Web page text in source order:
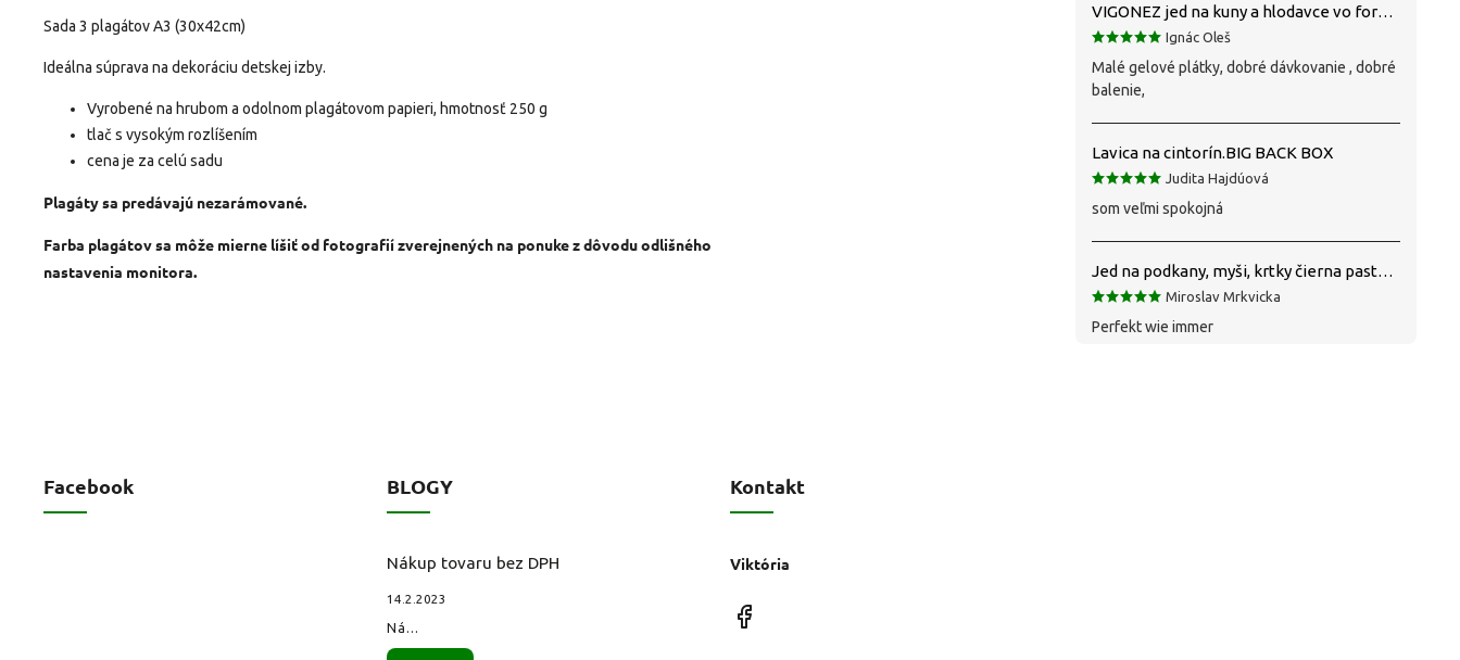
VIGONEZ jed na kuny a hlodavce vo forme pasty 1,5 kg
Ignác Oleš
Malé gelové plátky, dobré dávkovanie , dobré
balenie,
Lavica na cintorín.BIG BACK BOX
Judita Hajdúová
som veľmi spokojná
Jed na podkany, myši, krtky čierna pasta silná 1 kg VYPR
Miroslav Mrkvicka
Perfekt wie immer
Sada 3 plagátov A3 (30x42cm)
Ideálna súprava na dekoráciu detskej izby.
Vyrobené na hrubom a odolnom plagátovom papieri, hmotnosť 250 g
tlač s vysokým rozlíšením
cena je za celú sadu
Plagáty sa predávajú nezarámované.
Farba plagátov sa môže mierne líšiť od fotografií zverejnených na ponuke z dôvodu odlišného
nastavenia monitora.
Facebook BLOGY
Nákup tovaru bez DPH
14.2.2023
Ná...
Kontakt
Viktória